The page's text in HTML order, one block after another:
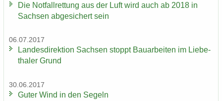
Die Not­fall­ret­tung aus der Luft wird auch ab 2018 in
Sach­sen ab­ge­si­chert sein
06.07.2017
Lan­des­di­rek­ti­on Sach­sen stoppt Bau­ar­bei­ten im Lie­be­
tha­ler Grund
30.06.2017
Guter Wind in den Se­geln